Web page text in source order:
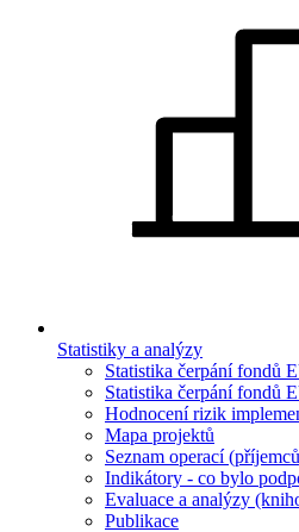
Statistiky a analýzy
Statistika čerpání fondů
Statistika čerpání fondů
Hodnocení rizik
Mapa projektů
Seznam operací
Indikátory - co bylo
Evaluace a analýzy
Publikace